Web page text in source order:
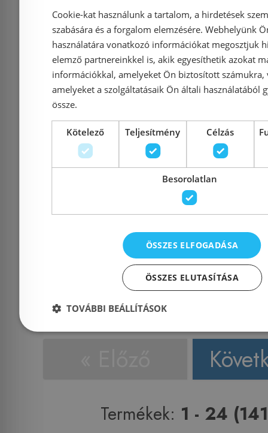
Tres Base Plus
termosztátos
zuhanyrendszer matt
fekete 21639502NM
225 820 Ft
Kosárba
Tres
31
Termékek: 1 - 24
Cookie-kat használunk a tartalom, a hirdetések
szabására és a forgalom elemzésére. Webhelyünk
használatára vonatkozó információkat megosztjuk
elemző partnereinkkel is, akik egyesíthetik azokat
információkkal, amelyeket Ön biztosított számukra,
amelyeket a szolgáltatásaik Ön általi használatából
össze.
Kötelező Teljesítmény Célzás
Besorolatlan
ÖSSZES ELFOGADÁSA
ÖSSZES ELUTASÍTÁSA
TOVÁBBI BEÁLLÍTÁSOK